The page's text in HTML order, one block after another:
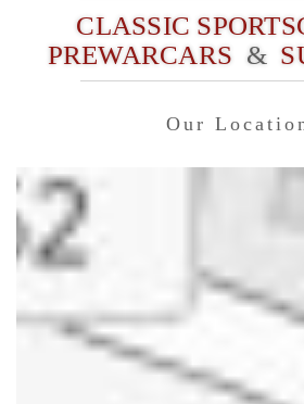
CLASSIC
PREWARCARS &
Our